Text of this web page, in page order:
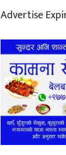
Advertise